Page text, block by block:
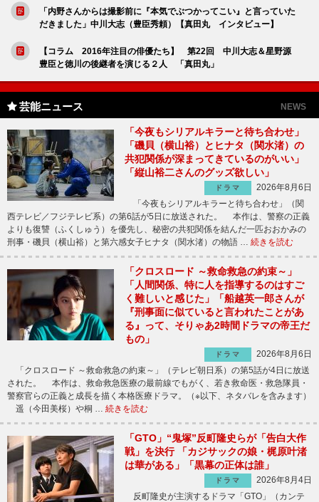
「内野さんからは撮影前に『本気でぶつかってこい』と言っていた
だきました」中川大志（豊臣秀頼）【真田丸 インタビュー】
【コラム 2016年注目の俳優たち】 第22回 中川大志＆星野源
豊臣と徳川の後継者を演じる２人 「真田丸」
芸能ニュース NEWS
「今夜もシリアルキラーと待ち合わせ」
「磯貝（横山裕）とヒナタ（関水渚）の
共犯関係が深まってきているのがいい」
「縦山裕二さんのグッズ欲しい」
ドラマ
2026年8月6日
「今夜もシリアルキラーと待ち合わせ」（関
西テレビ／フジテレビ系）の第6話が5日に放送された。 本作は、警察の正義
よりも復讐（ふくしゅう）を優先し、秘密の共犯関係を結んだ一匹おおかみの
刑事・磯貝（横山裕）と第六感女子ヒナタ（関水渚）の物語 … 続きを読む
「クロスロード ～救命救急の約束～」
「人間関係、特に人を指導するのはすご
く難しいと感じた」「船越英一郎さんが
『刑事面に似ていると言われたことがあ
る』って、そりゃあ2時間ドラマの帝王だ
もの」
ドラマ
2026年8月6日
「クロスロード ～救命救急の約束～」（テレビ朝日系）の第5話が4日に放送
された。 本作は、救命救急医療の最前線でもがく、若き救命医・救急隊員・
警察官らの正義と成長を描く本格医療ドラマ。（※以下、ネタバレを含みます）
遥（今田美桜）や桐 … 続きを読む
「GTO」“鬼塚”反町隆史らが「告白大作
戦」を決行 「カジサックの娘・梶原叶渚
は華がある」「黒幕の正体は誰」
ドラマ
2026年8月4日
反町隆史が主演するドラマ「GTO」（カンテ